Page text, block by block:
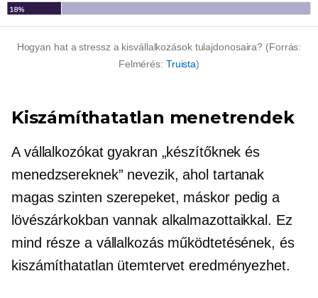
Hogyan hat a stressz a kisvállalkozások tulajdonosaira? (Forrás:
Felmérés: Truista)
Kiszámíthatatlan menetrendek
A vállalkozókat gyakran „készítőknek és
menedzsereknek” nevezik, ahol tartanak
magas szinten szerepeket, máskor pedig a
lövészárkokban vannak alkalmazottaikkal. Ez
mind része a vállalkozás működtetésének, és
kiszámíthatatlan ütemtervet eredményezhet.